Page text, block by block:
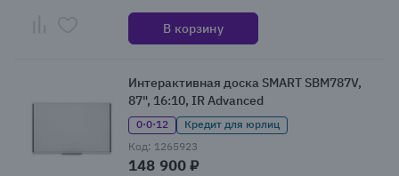
В корзину
Интерактивная доска SMART SBM787V,
87", 16:10, IR Advanced
0·0·12
Кредит для юрлиц
Код: 1265923
148 900 ₽